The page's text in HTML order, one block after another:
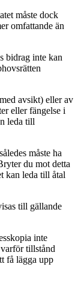
måste dock
omfattande än
bidrag inte kan
avsikt) eller av
eller fängelse i
leda till
måste ha
du mot detta
kan leda till åtal
till gällande
inte
tillstånd
få lägga upp